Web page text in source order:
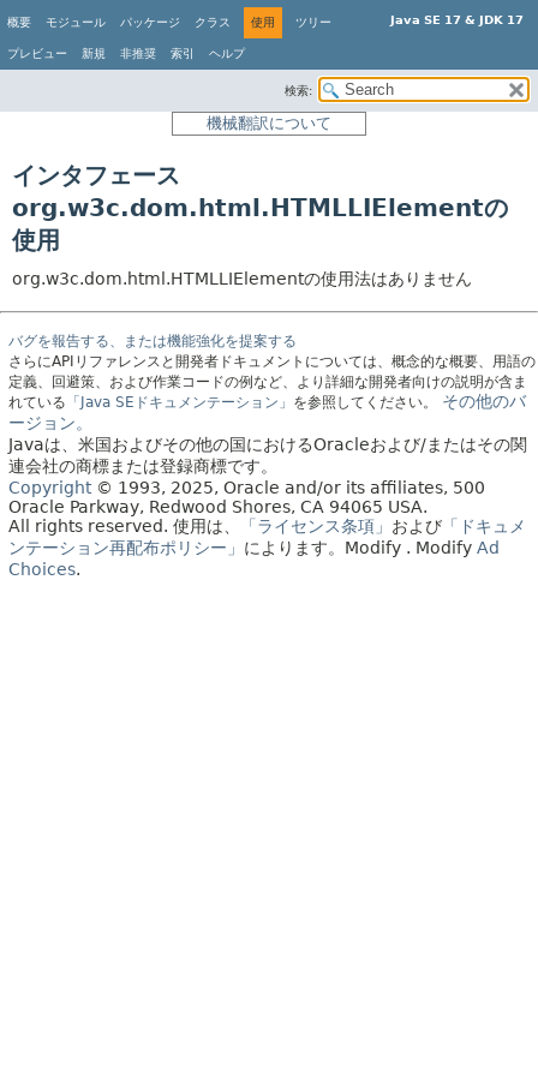
Java SE 17 & JDK 17
概要 モジュール パッケージ クラス 使用 ツリー
プレビュー 新規 非推奨 索引 ヘルプ
検索:
機械翻訳について
インタフェース
org.w3c.dom.html.HTMLLIElementの
使用
org.w3c.dom.html.HTMLLIElementの使用法はありません
バグを報告する、または機能強化を提案する
さらにAPIリファレンスと開発者ドキュメントについては、概念的な概要、用語の
定義、回避策、および作業コードの例など、より詳細な開発者向けの説明が含ま
れている 「Java SEドキュメンテーション」 を参照してください。
その他のバ
ージョン。
Javaは、米国およびその他の国におけるOracleおよび/またはその関
連会社の商標または登録商標です。
Copyright© 1993, 2025, Oracle and/or its affiliates, 500
Oracle Parkway, Redwood Shores, CA 94065 USA.
All rights reserved. 使用は、 「ライセンス条項」 および 「ドキュメ
ンテーション再配布ポリシー」 によります。 Modify . Modify Ad
Choices.